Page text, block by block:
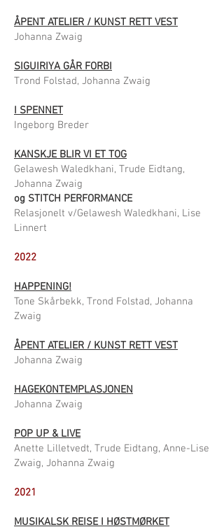
ÅPENT ATELIER / KUNST RETT VEST
Johanna Zwaig
SIGUIRIYA GÅR FORBI
Trond Folstad, Johanna Zwaig
I SPENNET
Ingeborg Breder
KANSKJE BLIR VI ET TOG
Gelawesh Waledkhani, Trude Eidtang,
Johanna Zwaig
og STITCH PERFORMANCE
Relasjonelt v/Gelawesh Waledkhani, Lise
Linnert
2022
HAPPENING!
Tone Skårbekk, Trond Folstad, Johanna
Zwaig
ÅPENT ATELIER / KUNST RETT VEST
Johanna Zwaig
HAGEKONTEMPLASJONEN
Johanna Zwaig
POP UP & LIVE
Anette Lilletvedt, Trude Eidtang, Anne-Lise
Zwaig, Johanna Zwaig
2021
MUSIKALSK REISE I HØSTMØRKET